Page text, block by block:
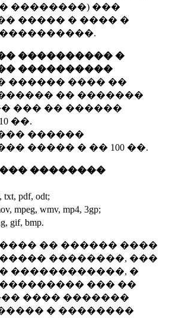
��������) ���
����� � ���� �
���������� �
����������
������ ���� ��
�� �������
��� �� ������
10 ��.
������
����� � �� 100 ��.
��������
txt, pdf, odt;
mpeg, wmv, mp4, 3gp;
gif, bmp.
�� ������ ����
��������, ���
������������, �
��� ��
���� �������
� ��������